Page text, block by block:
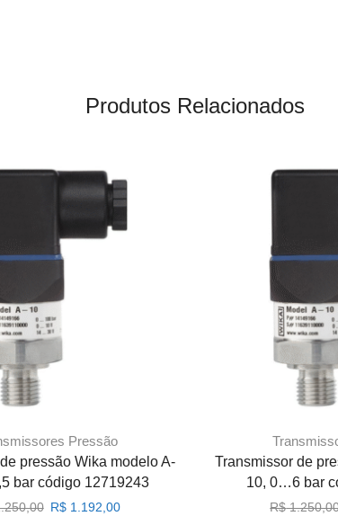
Produtos Relacionados
Pressão
pressão Wika modelo A-
bar código 12719243
O
R$1.192,00O
Transmissor de
10, 0…6 bar
R$